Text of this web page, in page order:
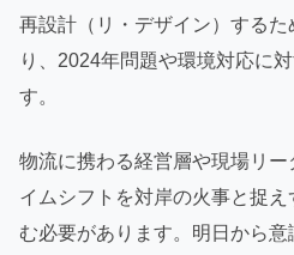
再設計（リ・デザイン）する
り、2024年問題や環境対応に
す。
物流に携わる経営層や現場リ
イムシフトを対岸の火事と捉
む必要があります。明日から